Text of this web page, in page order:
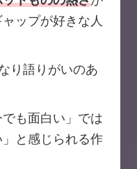
ップが好きな人
り語りがいのあ
も面白い」では
と感じられる作